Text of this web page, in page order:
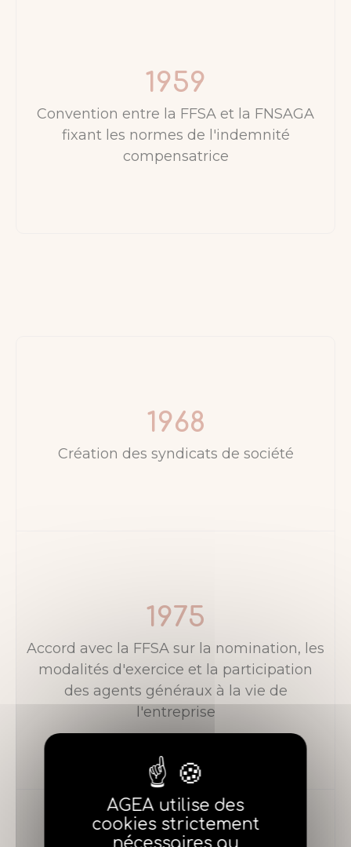
1959
Convention entre la FFSA et la FNSAGA
fixant les normes de l'indemnité
compensatrice
1968
Création des syndicats de société
1975
Accord avec la FFSA sur la nomination, les
modalités d'exercice et la participation
des agents généraux à la vie de
l'entreprise
AGEA utilise des
cookies strictement
nécessaires au